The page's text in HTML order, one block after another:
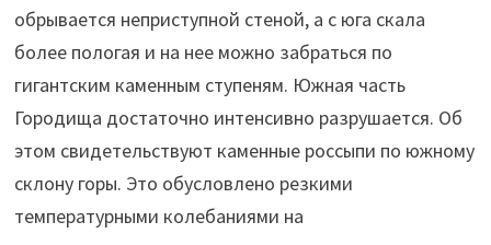
обрывается неприступной стеной, а с юга скала
более пологая и на нее можно забраться по
гигантским каменным ступеням. Южная часть
Городища достаточно интенсивно разрушается. Об
этом свидетельствуют каменные россыпи по южному
склону горы. Это обусловлено резкими
температурными колебаниями на